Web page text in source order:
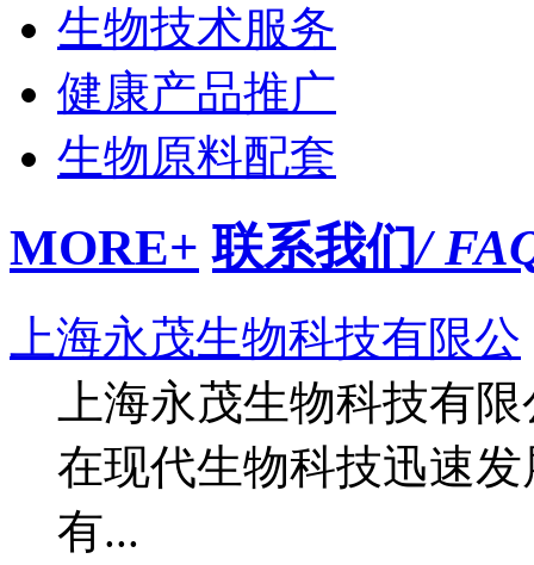
生物技术服务
健康产品推广
生物原料配套
MORE+ 联系我们/
上海永茂生物科技有限公
上海永茂生物科技有
在现代生物科技迅速
有...